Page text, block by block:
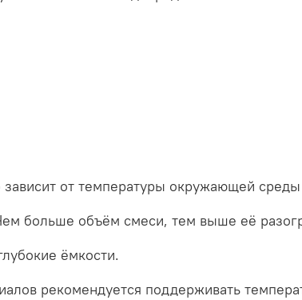
от температуры окружающей
больше объём смеси, тем выше её
ёмкости.
рекомендуется поддерживать